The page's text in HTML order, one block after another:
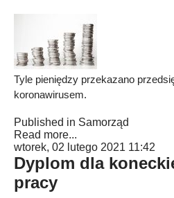
Tyle pieniędzy przekazano
koronawirusem.
Published in Samorząd
Read more...
wtorek, 02 lutego 2021 11:42
Dyplom dla
pracy